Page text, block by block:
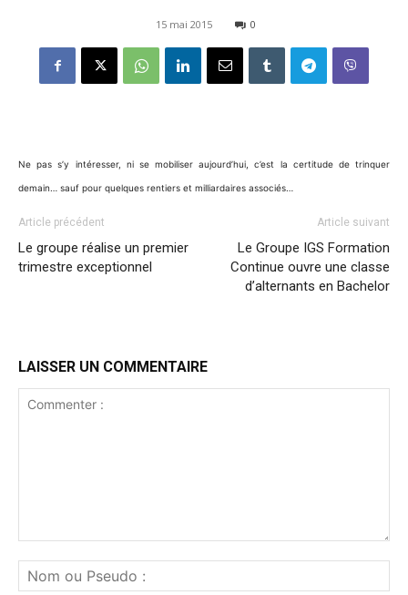
15 mai 2015 0
Ne pas s’y intéresser, ni se mobiliser aujourd’hui, c’est la certitude de trinquer
demain… sauf pour quelques rentiers et milliardaires associés…
Article précédent
Le groupe réalise un premier
trimestre exceptionnel
Article suivant
Le Groupe IGS Formation
Continue ouvre une classe
d’alternants en Bachelor
LAISSER UN COMMENTAIRE